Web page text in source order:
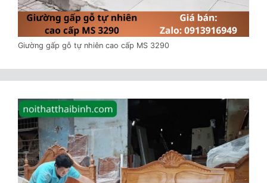
Giường gấp gỗ tự nhiên cao cấp MS 3290